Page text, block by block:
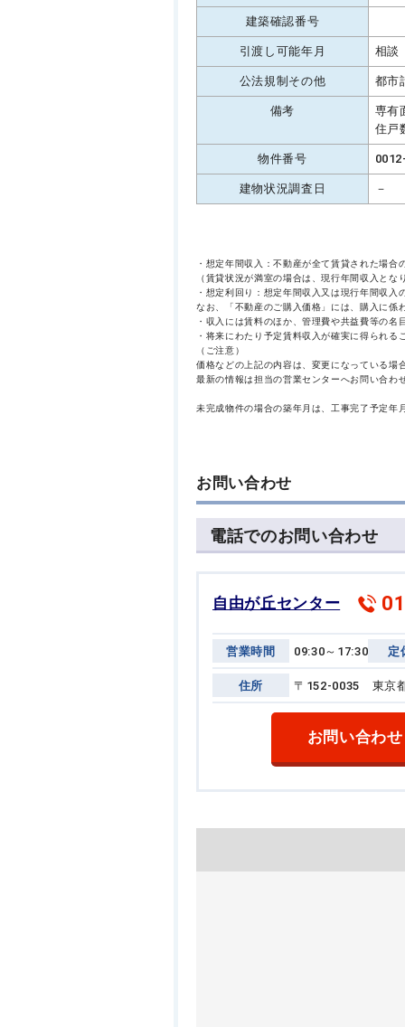
建築確認番号
引渡し可能年月 相談
公法規制その他 都市
備考
専有
住戸
物件番号
建物状況調査日 －
・想定年間収入：不動産が全て賃貸された場
（賃貸状況が満室の場合は、現行年間収入とな
・想定利回り：想定年間収入又は現行年間収
なお、「不動産のご購入価格」には、購入に係
・収入には賃料のほか、管理費や共益費等の
・将来にわたり予定賃料収入が確実に得られ
（ご注意）
価格などの上記の内容は、変更になっている場
最新の情報は担当の営業センターへお問い合わ
未完成物件の場合の築年月は、工事完了予定年
お問い合わせ
電話でのお問い合わせ
自由が丘センター
営業時間 09:30～17:30 定
住所 〒152-0035 東京
お問い合わせ